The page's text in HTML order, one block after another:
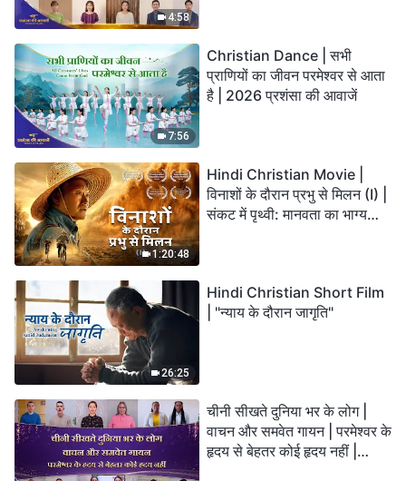
4:58
7:56
Christian Dance | सभी
प्राणियों का जीवन परमेश्वर से आता
है | 2026 प्रशंसा की आवाजें
1:20:48
Hindi Christian Movie |
विनाशों के दौरान प्रभु से मिलन (I) |
संकट में पृथ्वी: मानवता का भाग्य
26:25
Hindi Christian Short Film
| "न्याय के दौरान जागृति"
चीनी सीखते दुनिया भर के लोग |
वाचन और समवेत गायन | परमेश्वर के
हृदय से बेहतर कोई हृदय नहीं |